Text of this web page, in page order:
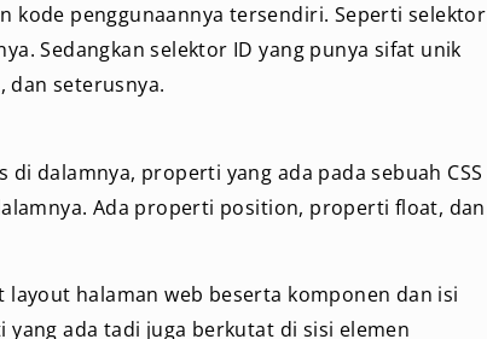
kode penggunaannya tersendiri. Seperti selektor
Sedangkan selektor ID yang punya sifat unik
dan seterusnya.
dalamnya, properti yang ada pada sebuah CSS
Ada properti position, properti float, dan
halaman web beserta komponen dan isi
ada tadi juga berkutat di sisi elemen